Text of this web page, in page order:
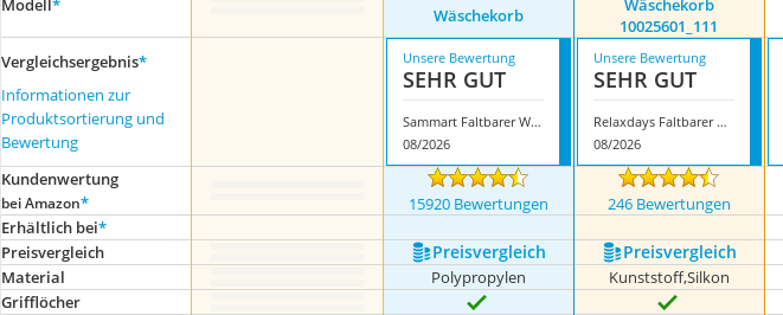
Modell*
Wäschekorb
Wäschekorb
10025601_111
Vergleichsergebnis*
Informationen zur
Produktsortierung und
Bewertung
Unsere Bewertung
SEHR GUT
Sammart Faltbarer Wäschekorb
08/2026
Unsere Bewertung
SEHR GUT
Relaxdays Faltbarer Wäschekorb 10025601_111
08/2026
Kundenwertung
bei Amazon* 15920 Bewertungen 246 Bewertungen
Erhältlich bei*
Preis­vergleich
Preis­vergleich Preis­vergleich
Material Polypropylen Kunststoff,Silkon
Grifflöcher